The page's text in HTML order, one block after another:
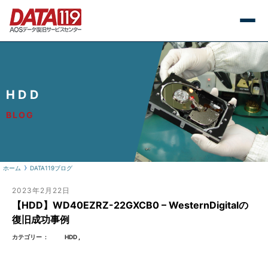
HDD
BLOG
ホーム DATA119ブログ
2023年2月22日
【HDD】WD40EZRZ-22GXCB0 – WesternDigitalの
復旧成功事例
カテゴリー HDD